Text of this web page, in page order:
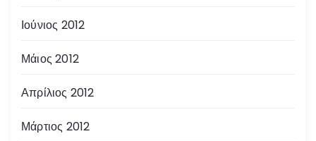
Ιούνιος 2012
Μάιος 2012
Απρίλιος 2012
Μάρτιος 2012